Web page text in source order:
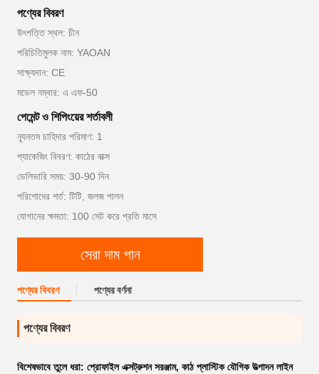
পণ্যের বিবরণ
উৎপত্তি স্থল: চীন
পরিচিতিমুলক নাম: YAOAN
সাক্ষ্যদান: CE
মডেল নম্বার: এ এফ-50
পেমেন্ট ও শিপিংয়ের শর্তাবলী
ন্যূনতম চাহিদার পরিমাণ: 1
প্যাকেজিং বিবরণ: কাঠের বাক্স
ডেলিভারি সময়: 30-90 দিন
পরিশোধের শর্ত: টিটি, জলজ পালন
যোগানের ক্ষমতা: 100 সেট করে প্রতি মাসে
সেরা দাম পান
পণ্যের বিবরণ পণ্যের বর্ণনা
পণ্যের বিবরণ
বিশেষভাবে তুলে ধরা: প্রোফাইল এক্সট্রুশন সরঞ্জাম, কাঠ প্লাস্টিক যৌগিক উত্পাদন লাইন